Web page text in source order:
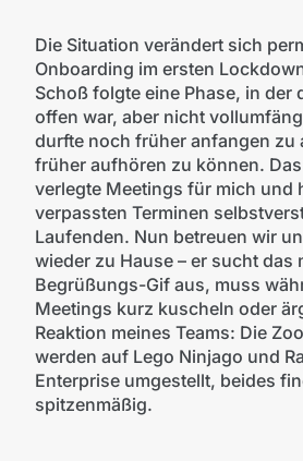
Die Situation verändert sich
Onboarding im ersten
Schoß folgte eine Phase, in der
offen war, aber nicht
durfte noch früher anfangen zu
früher aufhören zu können.
verlegte Meetings für mich und
verpassten Terminen
Laufenden. Nun betreuen wir
wieder zu Hause – er sucht das
Begrüßungs-Gif aus, muss
Meetings kurz kuscheln oder
Reaktion meines Teams: Die
werden auf Lego Ninjago und
Enterprise umgestellt, beides
spitzenmäßig.